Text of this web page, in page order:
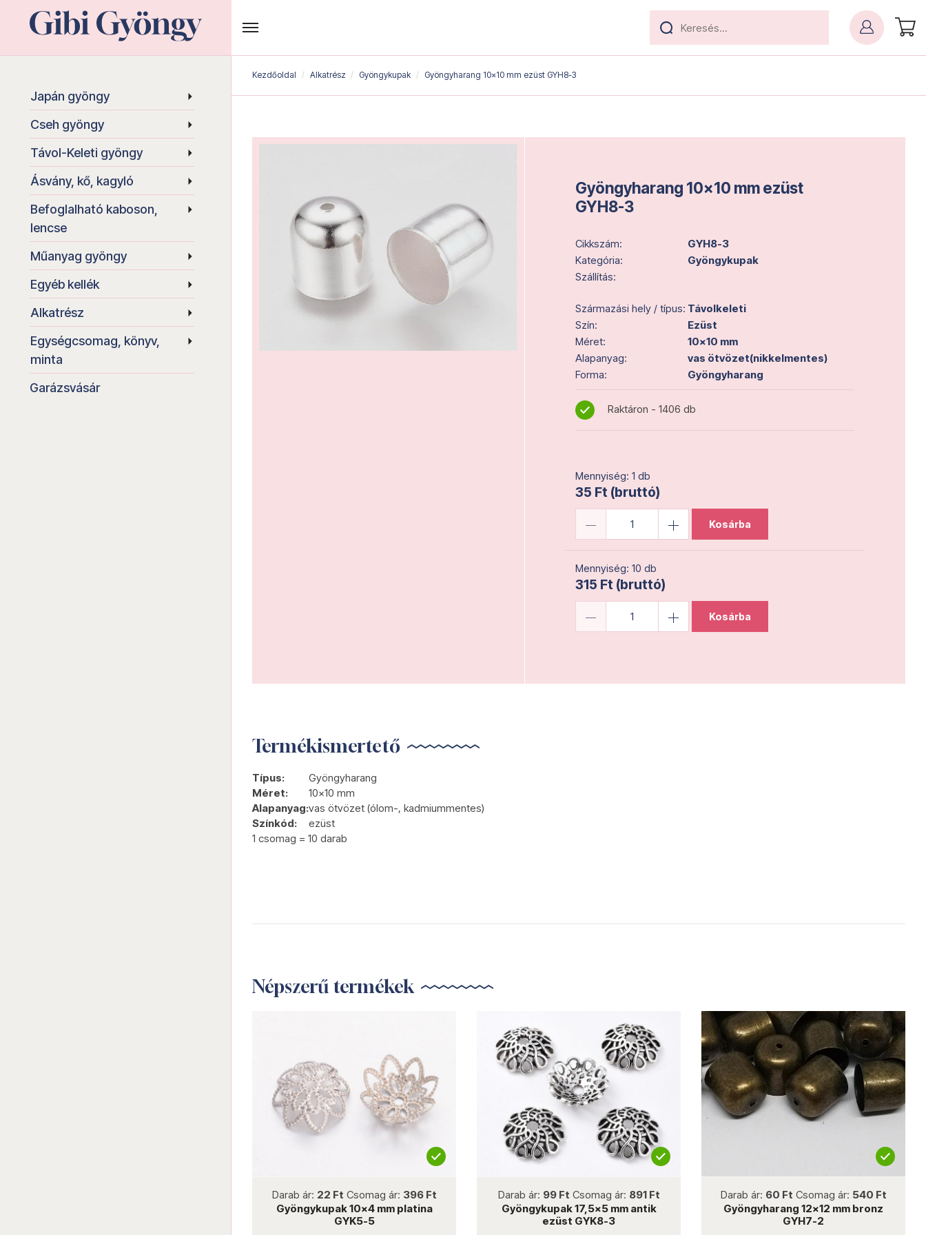
Japán gyöngy
Cseh gyöngy
Távol-Keleti gyöngy
Ásvány, kő, kagyló
Befoglalható kaboson,
lencse
Műanyag gyöngy
Egyéb kellék
Alkatrész
Egységcsomag, könyv,
minta
Garázsvásár
Kezdőoldal Alkatrész Gyöngykupak Gyöngyharang 10x10 mm ezüst GYH8-3
Gyöngyharang 10x10 mm ezüst
GYH8-3
Cikkszám:
GYH8-3
Kategória:
Gyöngykupak
Szállítás:
Származási hely / típus: Távolkeleti
Szín:
Ezüst
Méret:
10x10 mm
Alapanyag:
vas ötvözet(nikkelmentes)
Forma:
Gyöngyharang
Raktáron - 1406 db
Mennyiség: 1 db
35 Ft (bruttó)
Kosárba
Mennyiség: 10 db
315 Ft (bruttó)
Kosárba
Termékismertető
Típus:
Gyöngyharang
Méret:
10x10 mm
Alapanyag:vas ötvözet (ólom-, kadmiummentes)
Színkód:
ezüst
1 csomag = 10 darab
Népszerű termékek
Darab ár: 22 Ft Csomag ár: 396 Ft
Gyöngykupak 10x4 mm platina
GYK5-5
Darab ár: 99 Ft Csomag ár: 891 Ft
Gyöngykupak 17,5x5 mm antik
ezüst GYK8-3
Darab ár: 60 Ft Csomag ár: 540 Ft
Gyöngyharang 12x12 mm bronz
GYH7-2